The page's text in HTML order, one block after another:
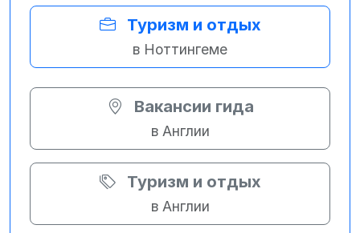
Туризм и отдых
в Ноттингеме
Вакансии гида
в Англии
Туризм и отдых
в Англии